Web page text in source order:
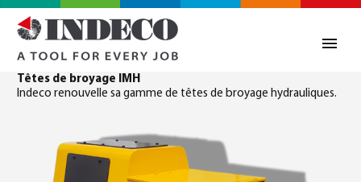
Têtes de broyage IMH
Indeco renouvelle sa gamme de têtes de broyage hydrauliques.